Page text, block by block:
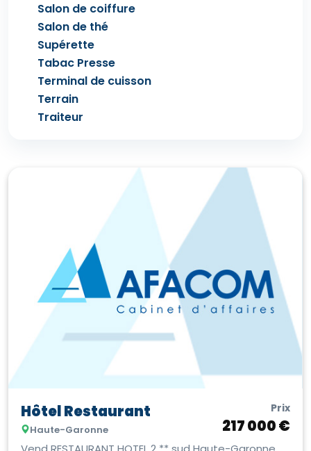
Salon de coiffure
Salon de thé
Supérette
Tabac Presse
Terminal de cuisson
Terrain
Traiteur
Hôtel Restaurant
Haute-Garonne
Prix
217 000 €